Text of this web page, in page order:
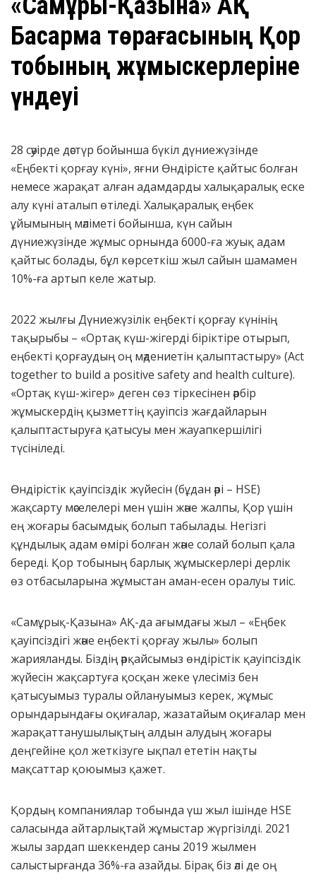
Басқарма төрағасының Қор
тобының жұмыскерлеріне
үндеуі
28 сәуірде дәстүр бойынша бүкіл дүниежүзінде
«Еңбекті қорғау күні», яғни Өндірісте қайтыс болған
немесе жарақат алған адамдарды халықаралық еске
алу күні аталып өтіледі. Халықаралық еңбек
ұйымының мәліметі бойынша, күн сайын
дүниежүзінде жұмыс орнында 6000-ға жуық адам
қайтыс болады, бұл көрсеткіш жыл сайын шамамен
10%-ға артып келе жатыр.
2022 жылғы Дүниежүзілік еңбекті қорғау күнінің
тақырыбы – «Ортақ күш-жігерді біріктіре отырып,
еңбекті қорғаудың оң мәдениетін қалыптастыру» (Act
together to build a positive safety and health culture).
«Ортақ күш-жігер» деген сөз тіркесінен әрбір
жұмыскердің қызметтің қауіпсіз жағдайларын
қалыптастыруға қатысуы мен жауапкершілігі
түсініледі.
Өндірістік қауіпсіздік жүйесін (бұдан әрі – HSE)
жақсарту мәселелері мен үшін және жалпы, Қор үшін
ең жоғары басымдық болып табылады. Негізгі
құндылық адам өмірі болған және солай болып қала
береді. Қор тобының барлық жұмыскерлері дерлік
өз отбасыларына жұмыстан аман-есен оралуы тиіс.
«Самұрық-Қазына» АҚ-да ағымдағы жыл – «Еңбек
қауіпсіздігі және еңбекті қорғау жылы» болып
жарияланды. Біздің әрқайсымыз өндірістік қауіпсіздік
жүйесін жақсартуға қосқан жеке үлесіміз бен
қатысуымыз туралы ойлануымыз керек, жұмыс
орындарындағы оқиғалар, жазатайым оқиғалар мен
жарақаттанушылықтың алдын алудың жоғары
деңгейіне қол жеткізуге ықпал ететін нақты
мақсаттар қоюымыз қажет.
Қордың компаниялар тобында үш жыл ішінде HSE
саласында айтарлықтай жұмыстар жүргізілді. 2021
жылы зардап шеккендер саны 2019 жылмен
салыстырғанда 36%-ға азайды. Бірақ біз әлі де оң